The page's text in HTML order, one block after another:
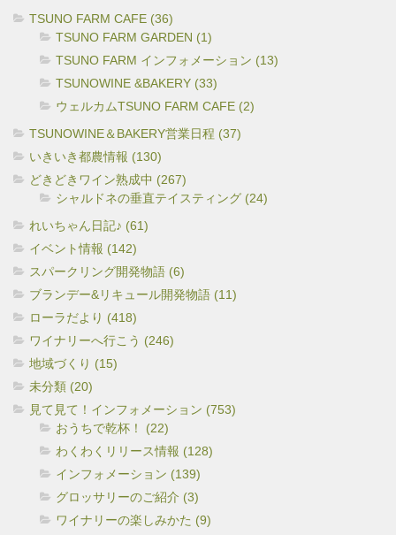
TSUNO FARM CAFE (36)
TSUNO FARM GARDEN (1)
TSUNO FARM インフォメーション (13)
TSUNOWINE &BAKERY (33)
ウェルカムTSUNO FARM CAFE (2)
TSUNOWINE＆BAKERY営業日程 (37)
いきいき都農情報 (130)
どきどきワイン熟成中 (267)
シャルドネの垂直テイスティング (24)
れいちゃん日記♪ (61)
イベント情報 (142)
スパークリング開発物語 (6)
ブランデー&リキュール開発物語 (11)
ローラだより (418)
ワイナリーへ行こう (246)
地域づくり (15)
未分類 (20)
見て見て！インフォメーション (753)
おうちで乾杯！ (22)
わくわくリリース情報 (128)
インフォメーション (139)
グロッサリーのご紹介 (3)
ワイナリーの楽しみかた (9)